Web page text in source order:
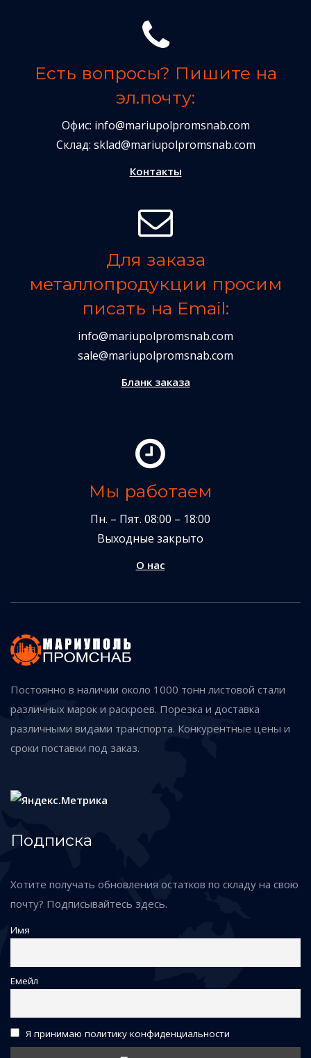
Есть вопросы? Пишите на
эл.почту:
Офис: info@mariupolpromsnab.com
Склад: sklad@mariupolpromsnab.com
Контакты
Для заказа
металлопродукции просим
писать на Email:
info@mariupolpromsnab.com
sale@mariupolpromsnab.com
Бланк заказа
Мы работаем
Пн. – Пят. 08:00 – 18:00
Выходные закрыто
О нас
Постоянно в наличии около 1000 тонн листовой стали
различных марок и раскроев. Порезка и доставка
различными видами транспорта. Конкурентные цены и
сроки поставки под заказ.
Подписка
Хотите получать обновления остатков по складу на свою
почту? Подписывайтесь здесь.
Имя
Емейл
Я принимаю политику конфиденциальности